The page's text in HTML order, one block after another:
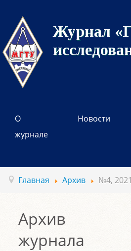
Журнал
О
журнале
Новости
Главная Архив №4, 2021
Архив
журнала